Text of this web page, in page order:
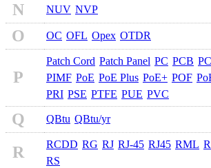
N NUV NVP
O OC OFL Opex OTDR
P
Patch Cord Patch Panel PC PCB
PIMF PoE PoE Plus PoE+ POF
PRI PSE PTFE PUE PVC
Q QBtu QBtu/yr
R RCDD RG RJ RJ-45 RJ45 RML
RS